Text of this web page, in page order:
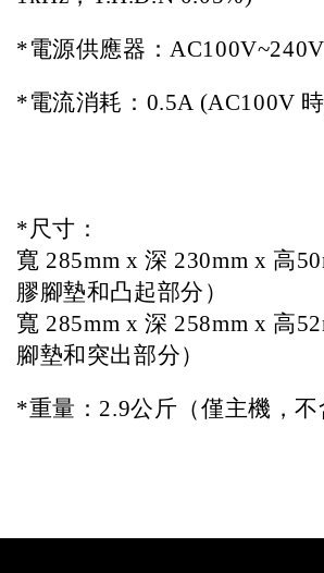
*電源供應器：
*電流消耗：0.5A
* 尺寸：
寬 285mm x 深 230mm x 高
膠腳墊和凸起部分）
寬 285mm x 深 258mm x 高52
腳墊和突出部分）
*重量：2.9公斤（僅主機，